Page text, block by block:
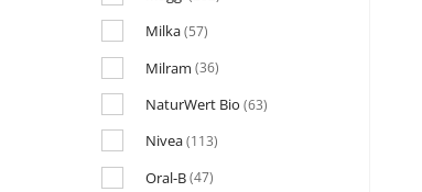
Milka(57)
Milram (36)
NaturWert Bio (63)
Nivea(113)
Oral-B(47)